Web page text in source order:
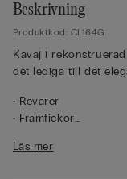
Beskrivning
Produktkod: CL164G
Kavaj i
det lediga till det
• Revärer
• Framfickor
• Sprund i ryggen
Läs mer